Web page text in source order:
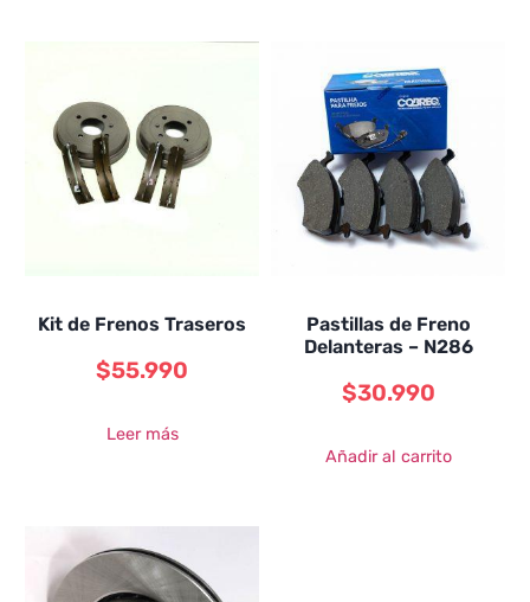
Kit de Frenos Traseros
$55.990
Leer más
Pastillas de Freno
Delanteras – N286
$30.990
Añadir al carrito